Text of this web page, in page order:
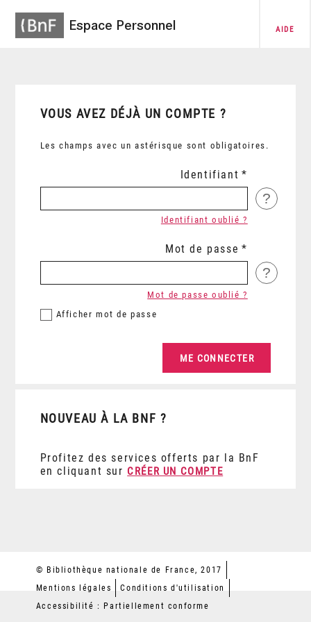
Espace Personnel AIDE
VOUS AVEZ DÉJÀ UN COMPTE ?
Les champs avec un astérisque sont obligatoires.
Identifiant
?
Identifiant oublié ?
Mot de passe
?
Afficher mot de passe
Mot de passe oublié ?
NOUVEAU À LA BNF ?
Profitez des services offerts par la BnF
en cliquant sur CRÉER UN COMPTE
© Bibliothèque nationale de France, 2017
Mentions légales
Conditions d'utilisation
Accessibilité : Partiellement conforme